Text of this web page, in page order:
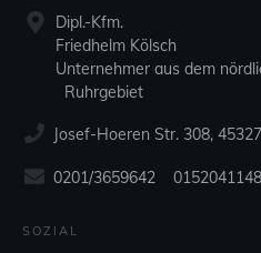
Dipl.-Kfm.
Friedhelm Kölsch
Unternehmer aus dem
Ruhrgebiet
Josef-Hoeren Str. 308,
0201/3659642
SOZIAL